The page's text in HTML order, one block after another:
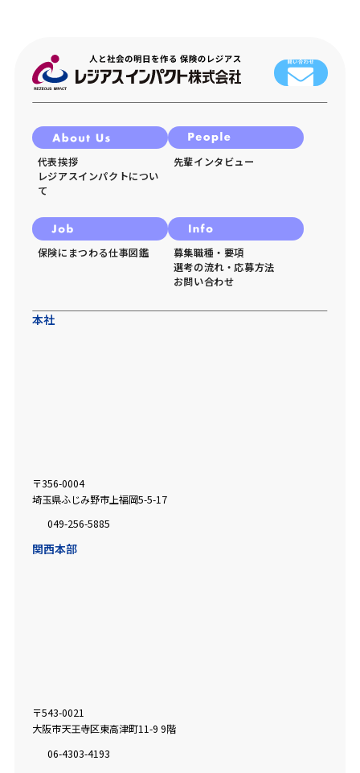
代表挨拶
レジアスインパクトについ
て
先輩インタビュー
保険にまつわる仕事図鑑
募集職種・要項
選考の流れ・応募方法
お問い合わせ
本社
〒356-0004
埼玉県ふじみ野市上福岡5-5-17
049-256-5885
関西本部
〒543-0021
大阪市天王寺区東高津町11-9 9階
06-4303-4193